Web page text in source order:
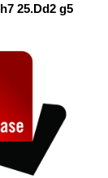
25.Dd2 g5